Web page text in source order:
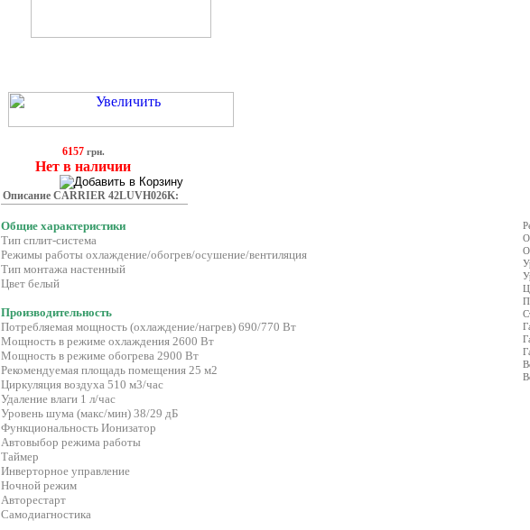
6157грн.
Нет в наличии
Описание CARRIER 42LUVH026K:
Общие характеристики
Тип сплит-система
Режимы работы охлаждение/обогрев/осушение/вентиляция
Тип монтажа настенный
Цвет белый
Производительность
Потребляемая мощность (охлаждение/нагрев) 690/770 Вт
Мощность в режиме охлаждения 2600 Вт
Мощность в режиме обогрева 2900 Вт
Рекомендуемая площадь помещения 25 м2
Циркуляция воздуха 510 м3/час
Удаление влаги 1 л/час
Уровень шума (макс/мин) 38/29 дБ
Функциональность Ионизатор
Автовыбор режима работы
Таймер
Инверторное управление
Ночной режим
Авторестарт
Самодиагностика